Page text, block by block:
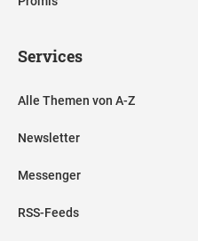
Services
Alle Themen von A-Z
Newsletter
Messenger
RSS-Feeds